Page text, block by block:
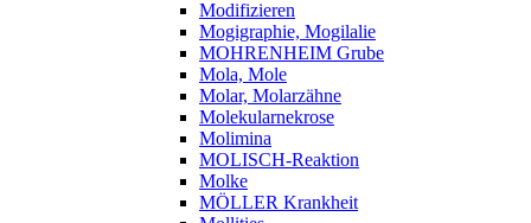
Modifizieren
Mogigraphie, Mogilalie
MOHRENHEIM Grube
Mola, Mole
Molar, Molarzähne
Molekularnekrose
Molimina
MOLISCH-Reaktion
Molke
MÖLLER Krankheit